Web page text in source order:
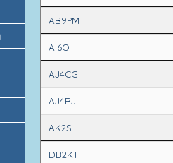
AB9PM
AI6O
AJ4CG
AJ4RJ
AK2S
DB2KT